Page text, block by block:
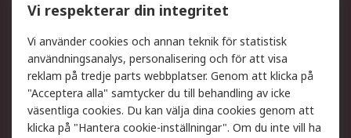
DesignSpark
Teknisk Support
Ditt lokala säljteam
Exportlösningar
Support
Få hjälp
Retur av varor
Leverans
Spåra din order
Vi respekterar din integritet
Vi använder cookies och annan teknik för statistisk
användningsanalys, personalisering och för att visa
reklam på tredje parts webbplatser. Genom att klicka på
"Acceptera alla" samtycker du till behandling av icke
väsentliga cookies. Du kan välja dina cookies genom att
klicka på "Hantera cookie-inställningar". Om du inte vill ha